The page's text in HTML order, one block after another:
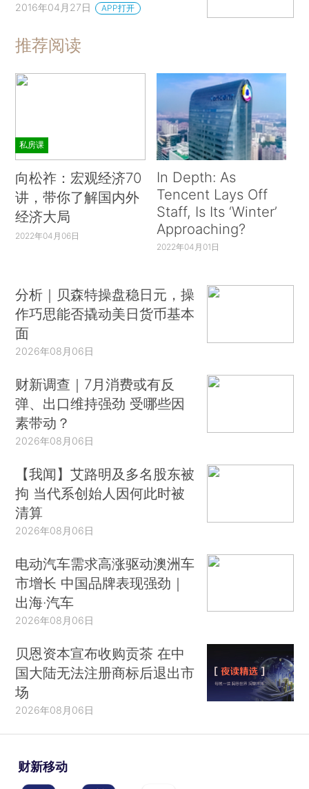
2016年04月27日 APP打开
推荐阅读
私房课
向松祚：宏观经济70
讲，带你了解国内外
经济大局
2022年04月06日
In Depth: As
Tencent Lays Off
Staff, Is Its ‘Winter’
Approaching?
2022年04月01日
分析｜贝森特操盘稳日元，操
作巧思能否撬动美日货币基本
面
2026年08月06日
财新调查｜7月消费或有反
弹、出口维持强劲 受哪些因
素带动？
2026年08月06日
【我闻】艾路明及多名股东被
拘 当代系创始人因何此时被
清算
2026年08月06日
电动汽车需求高涨驱动澳洲车
市增长 中国品牌表现强劲｜
出海·汽车
2026年08月06日
贝恩资本宣布收购贡茶 在中
国大陆无法注册商标后退出市
场
2026年08月06日
财新移动